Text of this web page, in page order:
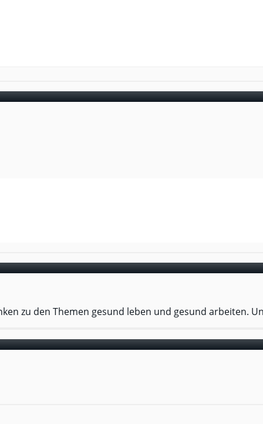
zu den Themen gesund leben und gesund arbeiten.